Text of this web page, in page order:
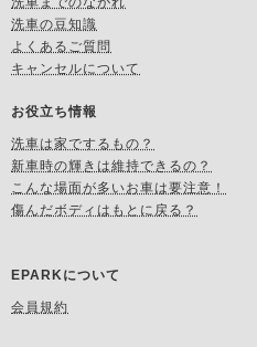
洗車の豆知識
よくあるご質問
キャンセルについて
お役立ち情報
洗車は家でするもの？
新車時の輝きは維持できるの？
こんな場面が多いお車は要注意！
傷んだボディはもとに戻る？
EPARKについて
会員規約